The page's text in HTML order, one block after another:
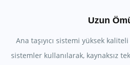
Uzun
Ana taşıyıcı sistemi yüksek
sistemler kullanılarak, kaynaksız